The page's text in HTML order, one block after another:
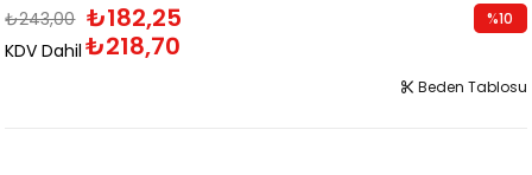
₺243,00 ₺182,25
KDV Dahil ₺218,70
%10
Beden Tablosu